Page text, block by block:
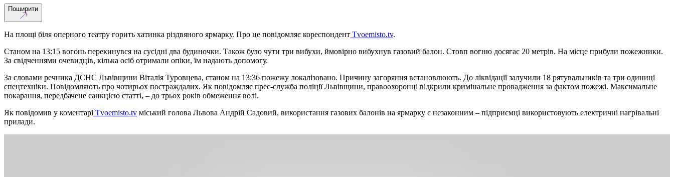
Поширити
На площі біля оперного театру горить хатинка різдвяного ярмарку. Про це повідомляє кореспондент Tvoemisto.tv.
Станом на 13:15 вогонь перекинувся на сусідні два будиночки. Також було чути три вибухи, ймовірно вибухнув газовий балон. Стовп вогню досягає 20 метрів. На місце прибули пожежники.
За свідченнями очевидців, кілька осіб отримали опіки, їм надають допомогу.
За словами речника ДСНС Львівщини Віталія Туровцева, станом на 13:36 пожежу локалізовано. Причину загоряння встановлюють. До ліквідації залучили 18 рятувальників та три одиниці
спецтехніки. Повідомляють про чотирьох постраждалих. Як повідомляє прес-служба поліції Львівщини, правоохоронці відкрили кримінальне провадження за фактом пожежі. Максимальне
покарання, передбачене санкцією статті, – до трьох років обмеження волі.
Як повідомив у коментарі Tvoemisto.tv міський голова Львова Андрій Садовий, використання газових балонів на ярмарку є незаконним – підприємці використовують електричні нагрівальні
прилади.